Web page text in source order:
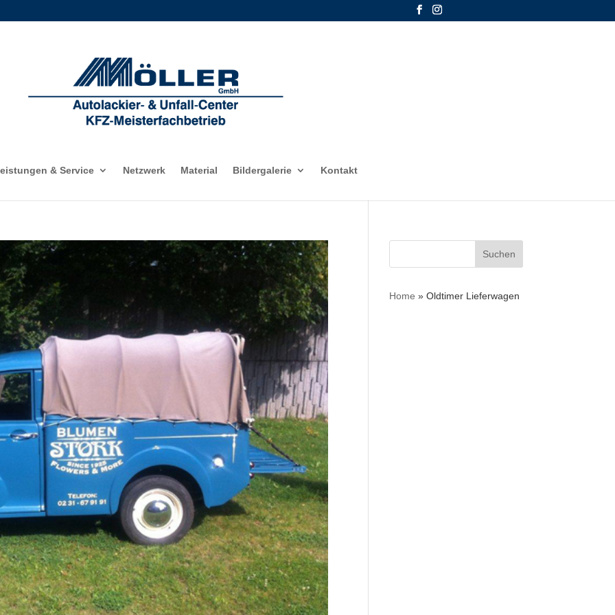
& Service Netzwerk Material Bildergalerie Kontakt
Suchen
Home » Oldtimer Lieferwagen